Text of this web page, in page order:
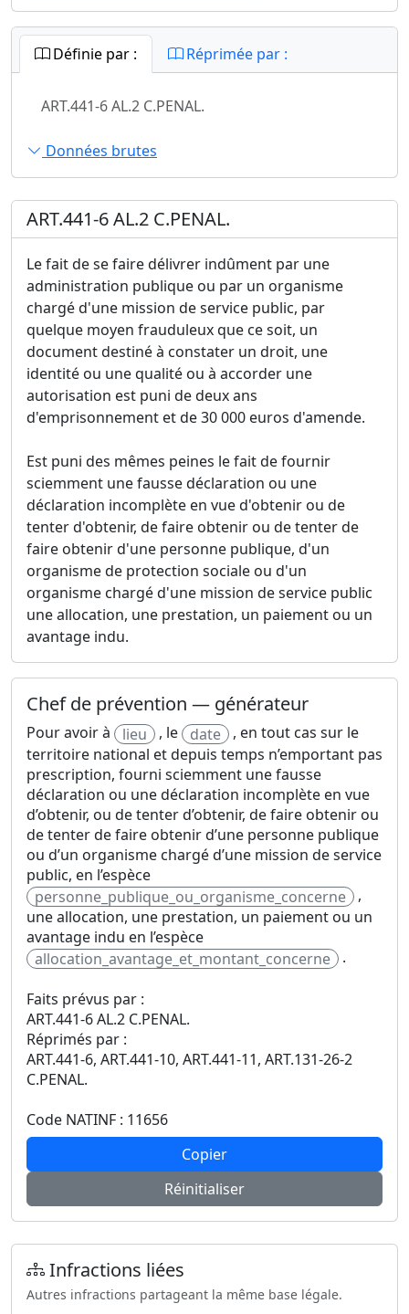
Définie par : Réprimée par :
ART.441-6 AL.2 C.PENAL.
Données brutes
ART.441-6 AL.2 C.PENAL.
Le fait de se faire délivrer indûment par une
administration publique ou par un organisme
chargé d'une mission de service public, par
quelque moyen frauduleux que ce soit, un
document destiné à constater un droit, une
identité ou une qualité ou à accorder une
autorisation est puni de deux ans
d'emprisonnement et de 30 000 euros d'amende.
Est puni des mêmes peines le fait de fournir
sciemment une fausse déclaration ou une
déclaration incomplète en vue d'obtenir ou de
tenter d'obtenir, de faire obtenir ou de tenter de
faire obtenir d'une personne publique, d'un
organisme de protection sociale ou d'un
organisme chargé d'une mission de service public
une allocation, une prestation, un paiement ou un
avantage indu.
Chef de prévention — générateur
Pour avoir à lieu , le date
, en tout cas sur le
territoire national et depuis temps n’emportant pas
prescription, fourni sciemment une fausse
déclaration ou une déclaration incomplète en vue
d’obtenir, ou de tenter d’obtenir, de faire obtenir ou
de tenter de faire obtenir d’une personne publique
ou d’un organisme chargé d’une mission de service
public, en l’espèce
personne_publique_ou_organisme_concerne
,
une allocation, une prestation, un paiement ou un
avantage indu en l’espèce
allocation_avantage_et_montant_concerne
.
Faits prévus par :
ART.441-6 AL.2 C.PENAL.
Réprimés par :
ART.441-6, ART.441-10, ART.441-11, ART.131-26-2
C.PENAL.
Code NATINF : 11656
Copier
Réinitialiser
Infractions liées
Autres infractions partageant la même base légale.